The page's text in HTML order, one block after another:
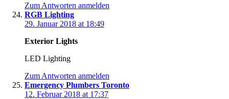
Zum Antworten anmelden
RGB Lighting
29. Januar 2018 at 18:49
Exterior Lights
LED Lighting
Zum Antworten anmelden
Emergency Plumbers Toronto
12. Februar 2018 at 17:37